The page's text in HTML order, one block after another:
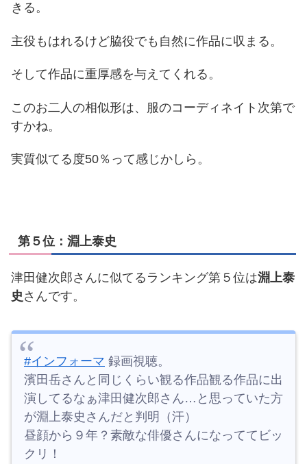
きる。
主役もはれるけど脇役でも自然に作品に収まる。
そして作品に重厚感を与えてくれる。
このお二人の相似形は、服のコーディネイト次第で
すかね。
実質似てる度50％って感じかしら。
第５位：淵上泰史
津田健次郎さんに似てるランキング第５位は淵上泰
史 さんです。
#インフォーマ 録画視聴。
濱田岳さんと同じくらい観る作品観る作品に出
演してるなぁ津田健次郎さん…と思っていた方
が淵上泰史さんだと判明（汗）
昼顔から９年？素敵な俳優さんになっててビッ
クリ！